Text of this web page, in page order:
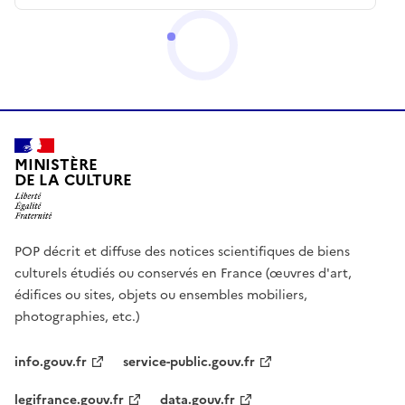
MINISTÈRE
DE LA CULTURE
POP décrit et diffuse des notices scientifiques de biens
culturels étudiés ou conservés en France (œuvres d'art,
édifices ou sites, objets ou ensembles mobiliers,
photographies, etc.)
info.gouv.fr
service-public.gouv.fr
legifrance.gouv.fr
data.gouv.fr